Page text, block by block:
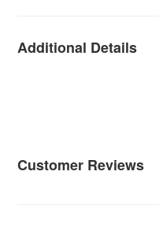
Additional Details
Customer Reviews